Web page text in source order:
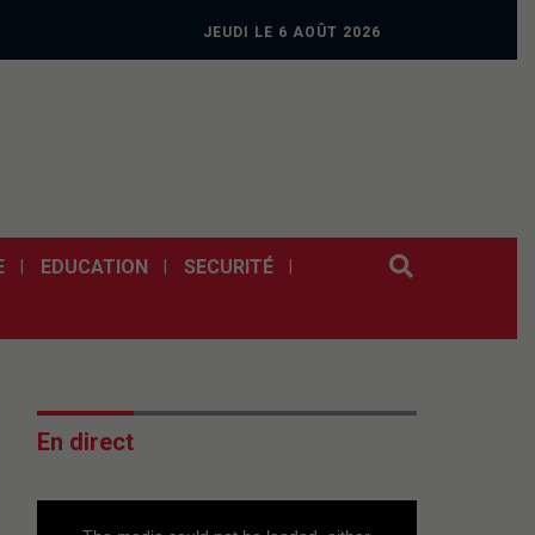
JEUDI LE 6 AOÛT 2026
EDUCATION SECURITÉ
En direct